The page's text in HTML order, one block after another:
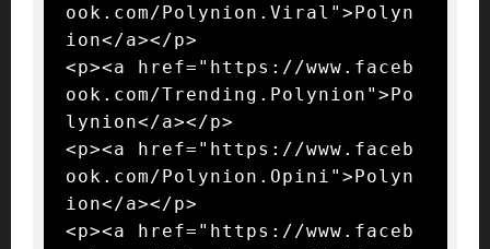
ook.com/Polynion.Viral">Polyn
ion</a></p>
<p><a href="https://www.faceb
ook.com/Trending.Polynion">Po
lynion</a></p>
<p><a href="https://www.faceb
ook.com/Polynion.Opini">Polyn
ion</a></p>
<p><a href="https://www.faceb